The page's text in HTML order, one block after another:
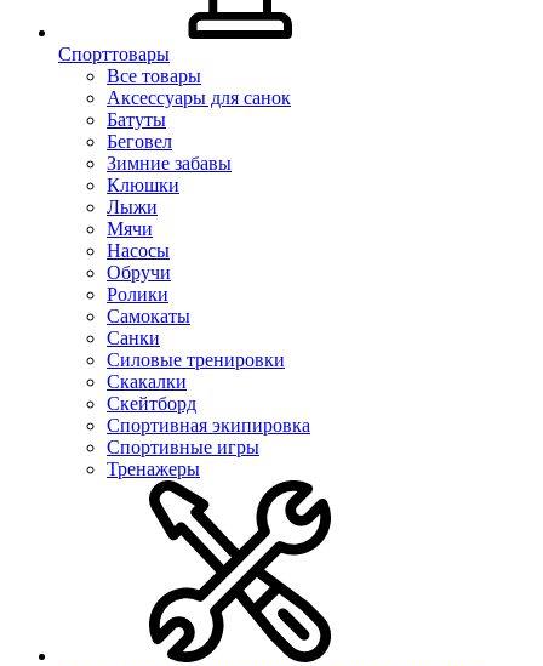
Спорттовары
Все товары
Аксессуары для санок
Батуты
Беговел
Зимние забавы
Клюшки
Лыжи
Мячи
Насосы
Обручи
Ролики
Самокаты
Санки
Силовые тренировки
Скакалки
Скейтборд
Спортивная экипировка
Спортивные игры
Тренажеры